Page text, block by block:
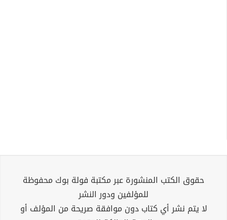
حقوق الكتب المنشورة عبر مكتبة فولة بوك محفوظة
للمؤلفين ودور النشر
لا يتم نشر أي كتاب دون موافقة صريحة من المؤلف أو